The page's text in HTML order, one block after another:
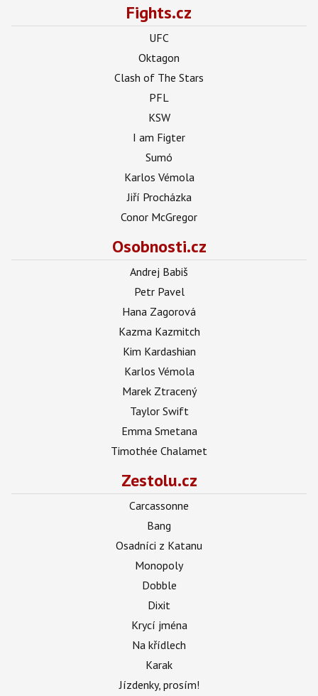
Fights.cz
UFC
Oktagon
Clash of The Stars
PFL
KSW
I am Figter
Sumó
Karlos Vémola
Jiří Procházka
Conor McGregor
Osobnosti.cz
Andrej Babiš
Petr Pavel
Hana Zagorová
Kazma Kazmitch
Kim Kardashian
Karlos Vémola
Marek Ztracený
Taylor Swift
Emma Smetana
Timothée Chalamet
Zestolu.cz
Carcassonne
Bang
Osadníci z Katanu
Monopoly
Dobble
Dixit
Krycí jména
Na křídlech
Karak
Jízdenky, prosím!